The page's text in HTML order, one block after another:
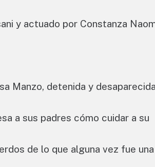
y actuado por Constanza
Manzo, detenida y
a sus padres cómo cuidar a su
de lo que alguna vez fue una